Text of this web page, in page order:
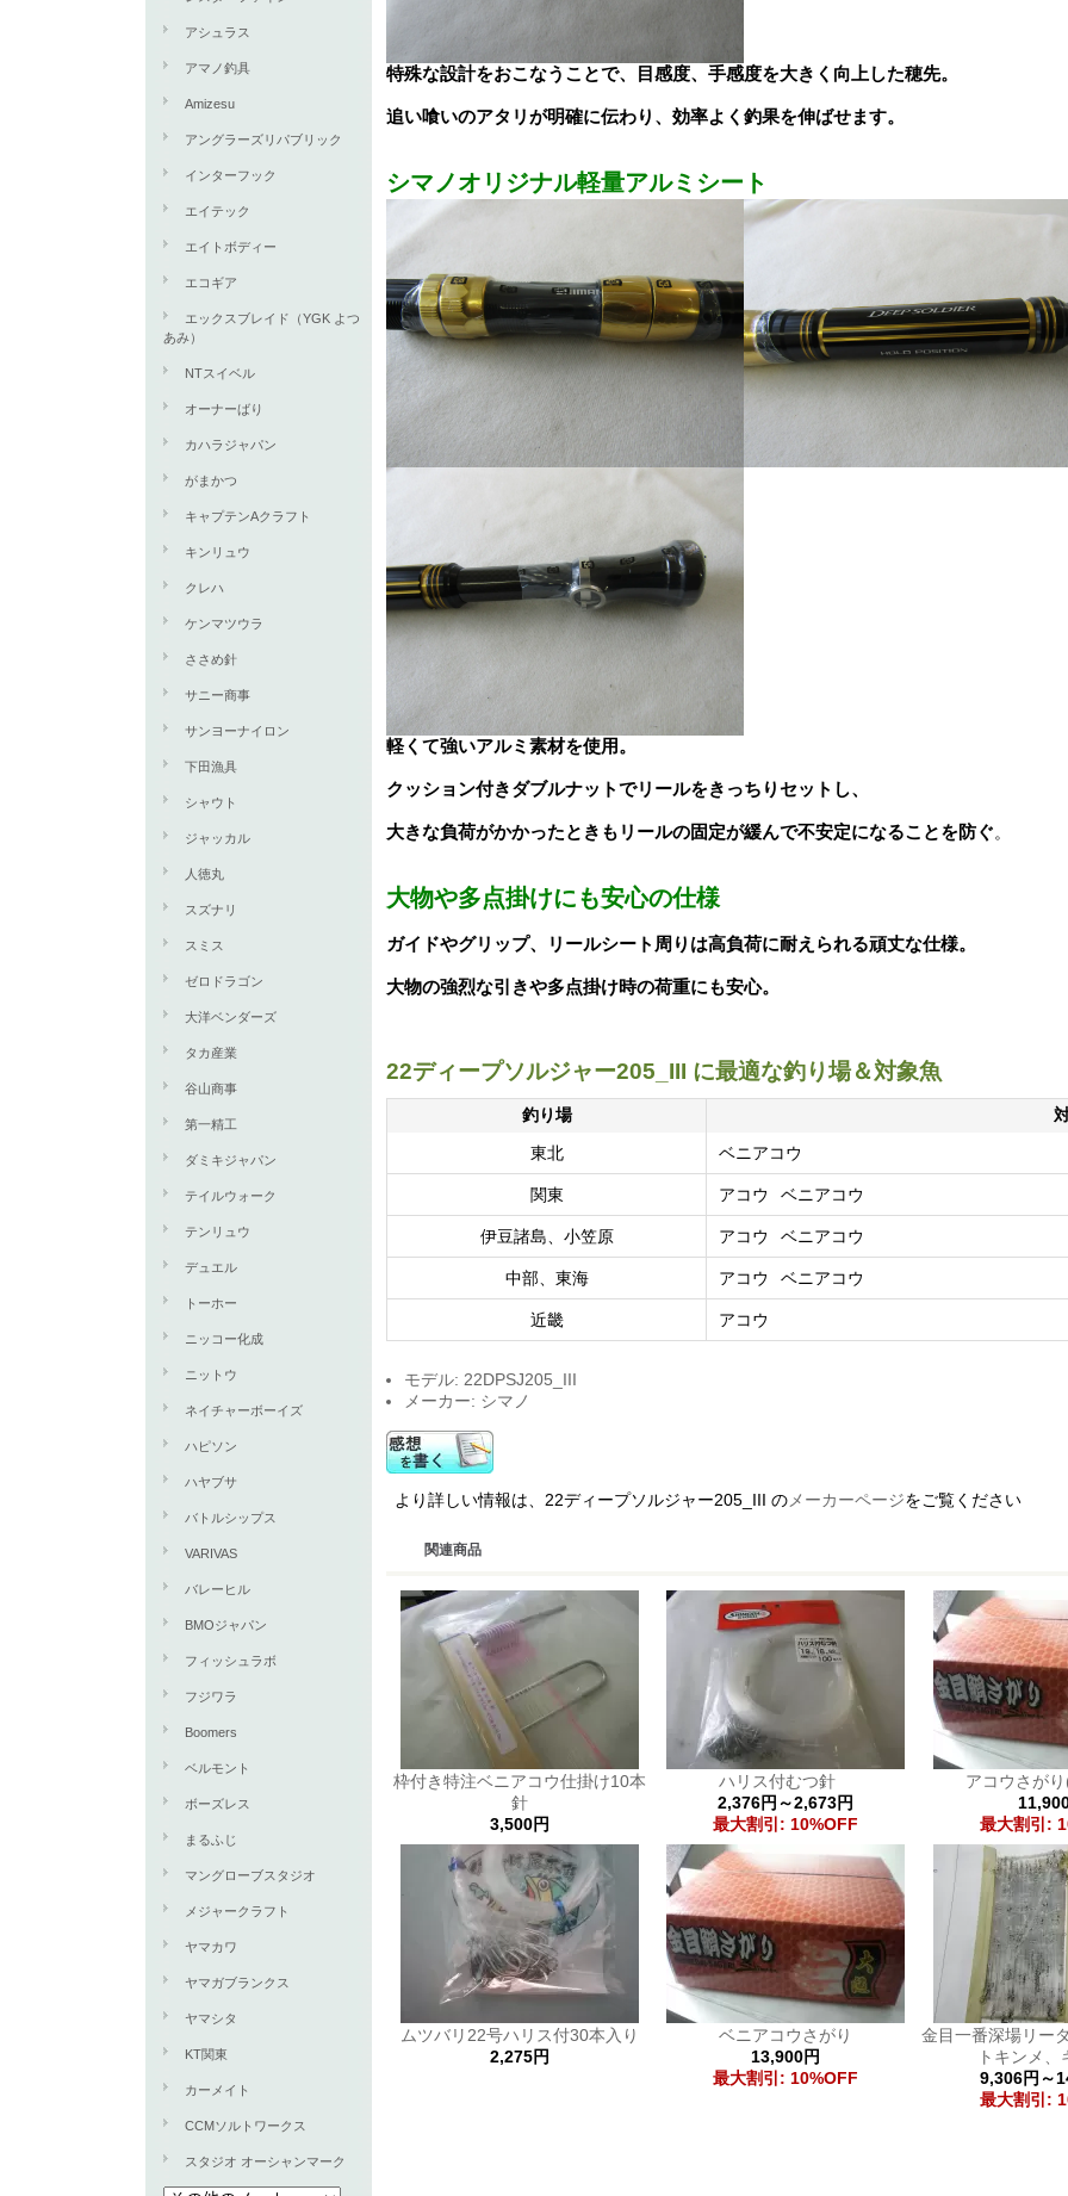
アシュラス
アマノ釣具
Amizesu
アングラーズリパブリック
インターフック
エイテック
エイトボディー
エコギア
エックスブレイド（YGK よつ
あみ）
NTスイベル
オーナーばり
カハラジャパン
がまかつ
キャプテンAクラフト
キンリュウ
クレハ
ケンマツウラ
ささめ針
サニー商事
サンヨーナイロン
下田漁具
シャウト
ジャッカル
人徳丸
スズナリ
スミス
ゼロドラゴン
大洋ベンダーズ
タカ産業
谷山商事
第一精工
ダミキジャパン
テイルウォーク
テンリュウ
デュエル
トーホー
ニッコー化成
ニットウ
ネイチャーボーイズ
ハピソン
ハヤブサ
バトルシップス
VARIVAS
バレーヒル
BMOジャパン
フィッシュラボ
フジワラ
Boomers
ベルモント
ボーズレス
まるふじ
マングローブスタジオ
メジャークラフト
ヤマカワ
ヤマガブランクス
ヤマシタ
KT関東
カーメイト
CCMソルトワークス
スタジオ オーシャンマーク
特殊な設計をおこなうことで、目感度、手感度を大きく向上した穂先。
追い喰いのアタリが明確に伝わり、効率よく釣果を伸ばせます。
シマノオリジナル軽量アルミシート
軽くて強いアルミ素材を使用。
クッション付きダブルナットでリールをきっちりセットし、
大きな負荷がかかったときもリールの固定が緩んで不安定になることを防ぐ。
大物や多点掛けにも安心の仕様
ガイドやグリップ、リールシート周りは高負荷に耐えられる頑丈な仕様。
大物の強烈な引きや多点掛け時の荷重にも安心。
22ディープソルジャー205_III に最適な釣り場＆対象魚
釣り場
東北
ベニアコウ
関東 アコウ ベニアコウ
伊豆諸島、小笠原 アコウ ベニアコウ
中部、東海 アコウ ベニアコウ
近畿 アコウ
モデル: 22DPSJ205_III
メーカー: シマノ
より詳しい情報は、22ディープソルジャー205_III の メーカーページをご覧ください
関連商品
枠付き特注ベニアコウ仕掛け10本
針
3,500円
ハリス付むつ針
2,376円～2,673円
最大割引: 10%OFF
アコウさが
最大割引:
ムツバリ22号ハリス付30本入り
2,275円
ベニアコウさがり
13,900円
最大割引: 10%OFF
金目一番深場リー
トキンメ、
9,306円～
最大割引: